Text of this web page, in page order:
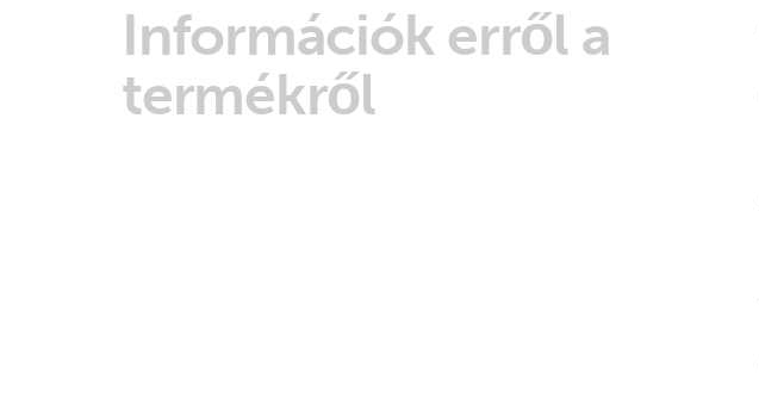
Információk erről a
termékről